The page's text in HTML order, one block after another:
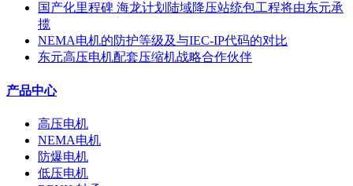
国产化里程碑 海龙计划陆域降压站统包工程将由东元承
揽
NEMA电机的防护等级及与IEC-IP代码的对比
东元高压电机配套压缩机战略合作伙伴
产品中心
高压电机
NEMA电机
防爆电机
低压电机